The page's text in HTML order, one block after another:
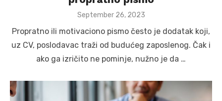
Posted
September 26, 2023
Propratno ili motivaciono pismo često je dodatak koji,
uz CV, poslodavac traži od budućeg zaposlenog. Čak i
ako ga izričito ne pominje, nužno je da …